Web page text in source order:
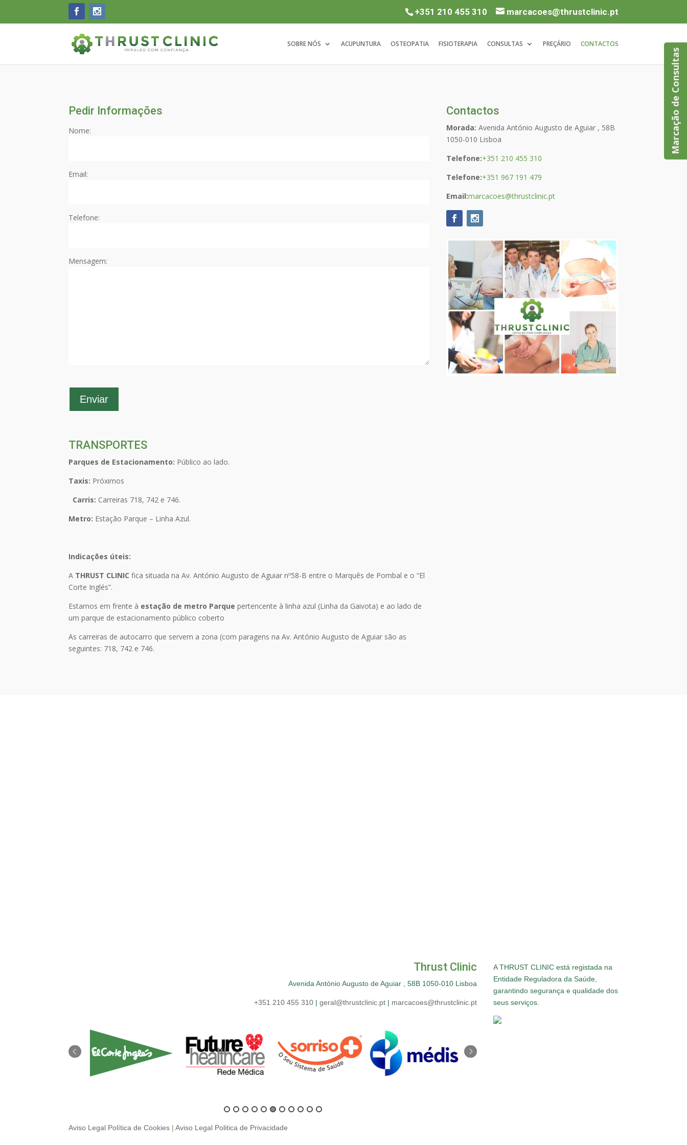
+351 210 455 310 marcacoes@thrustclinic.pt
SOBRE NÓS ACUPUNTURA OSTEOPATIA FISIOTERAPIA CONSULTAS PREÇÁRIO CONTACTOS
Pedir Informações
Nome:
Email:
Telefone:
Mensagem:
Contactos
Morada: Avenida António Augusto de Aguiar , 58B
1050-010 Lisboa
Telefone:+351 210 455 310
Telefone:+351 967 191 479
Email:marcacoes@thrustclinic.pt
TRANSPORTES
Parques de Estacionamento: Público ao lado.
Taxis: Próximos
Carris: Carreiras 718, 742 e 746.
Metro: Estação Parque – Linha Azul.
Indicações úteis:
A THRUST CLINIC fica situada na Av. António Augusto de Aguiar nº58-B entre o Marquês de Pombal e o “El
Corte Inglés”.
Estamos em frente à estação de metro Parque pertencente à linha azul (Linha da Gaivota) e ao lado de
um parque de estacionamento público coberto
As carreiras de autocarro que servem a zona (com paragens na Av. António Augusto de Aguiar são as
seguintes: 718, 742 e 746.
Thrust Clinic
Avenida António Augusto de Aguiar , 58B 1050-010 Lisboa
+351 210 455 310| geral@thrustclinic.pt| marcacoes@thrustclinic.pt
Aviso Legal Política de Cookies |Aviso Legal Politica de Privacidade
A THRUST CLINIC está registada na
Entidade Reguladora da Saúde,
garantindo segurança e qualidade dos
seus serviços.
Marcação de Consultas